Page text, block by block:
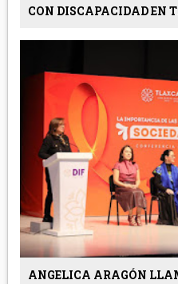
CON DISCAPACIDAD EN
ANGELICA ARAGÓN